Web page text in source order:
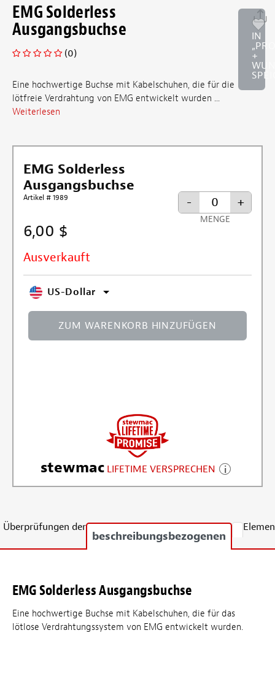
EMG Solderless
Ausgangsbuchse
IN
+
(0)
Eine hochwertige Buchse mit Kabelschuhen, die für die
lötfreie Verdrahtung von EMG entwickelt wurden ...
Weiterlesen
EMG Solderless
Ausgangsbuchse
Artikel # 1989
6,00 $
Ausverkauft
- +
MENGE
US-Dollar
ZUM WARENKORB HINZUFÜGEN
stewmac LIFETIME VERSPRECHEN
Überprüfungen der
beschreibungsbezogenen
EMG Solderless Ausgangsbuchse
Eine hochwertige Buchse mit Kabelschuhen, die für das
lötlose Verdrahtungssystem von EMG entwickelt wurden.